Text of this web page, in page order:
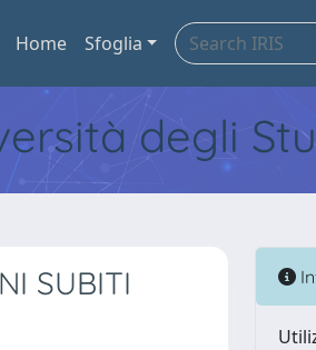
Home Sfoglia
degli
SUBITI